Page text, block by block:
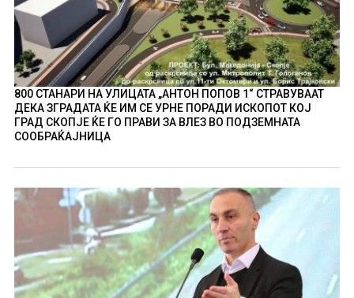
800 СТАНАРИ НА УЛИЦАТА „АНТОН ПОПОВ 1“ СТРАВУВААТ
ДЕКА ЗГРАДАТА ЌЕ ИМ СЕ УРНЕ ПОРАДИ ИСКОПОТ КОЈ
ГРАД СКОПЈЕ ЌЕ ГО ПРАВИ ЗА ВЛЕЗ ВО ПОДЗЕМНАТА
СООБРАЌАЈНИЦА